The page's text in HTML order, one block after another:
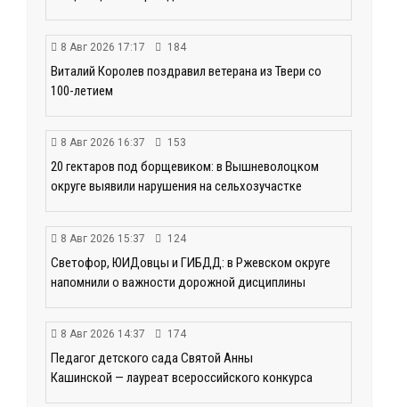
8 Авг 2026 17:17 184
Виталий Королев поздравил ветерана из Твери со
100-летием
8 Авг 2026 16:37 153
20 гектаров под борщевиком: в Вышневолоцком
округе выявили нарушения на сельхозучастке
8 Авг 2026 15:37 124
Светофор, ЮИДовцы и ГИБДД: в Ржевском округе
напомнили о важности дорожной дисциплины
8 Авг 2026 14:37 174
Педагог детского сада Святой Анны
Кашинской — лауреат всероссийского конкурса